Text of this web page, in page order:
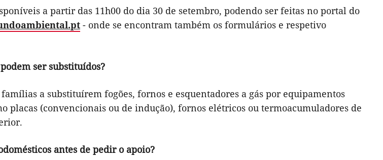
a partir das 11h00 do dia 30 de setembro, podendo ser feitas no portal do
- onde se encontram também os formulários e respetivo
ser substituídos?
a substituírem fogões, fornos e esquentadores a gás por equipamentos
placas (convencionais ou de indução), fornos elétricos ou termoacumuladores de
antes de pedir o apoio?